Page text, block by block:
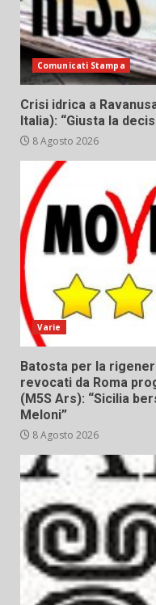
Comunicati Stampa
Crisi idrica a
Italia): “Giusta la
8 Agosto 2026
Varie
Batosta per la
revocati da Roma
(M5S Ars): “Sicilia
Meloni”
8 Agosto 2026